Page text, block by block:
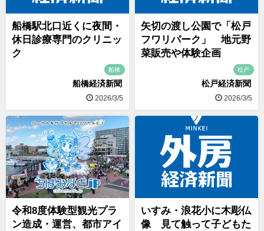
船橋駅北口近くに夜間・
休日診療専門のクリニッ
ク
船橋
船橋経済新聞
2026/3/5
矢切の渡し公園で「松戸
フワリパーク」 地元野
菜販売や体験企画
松戸
松戸経済新聞
2026/3/5
令和8度体験型観光プラ
ン造成・運営、都市アイ
いすみ・浪花小に木彫仏
像 見て触って子どもた